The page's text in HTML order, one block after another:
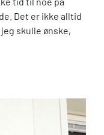
Det er ikke alltid
skulle ønske,